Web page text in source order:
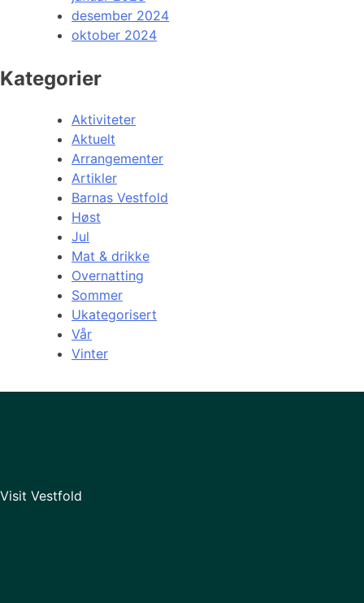
desember 2024
oktober 2024
Kategorier
Aktiviteter
Aktuelt
Arrangementer
Artikler
Barnas Vestfold
Høst
Jul
Mat & drikke
Overnatting
Sommer
Ukategorisert
Vår
Vinter
Visit Vestfold